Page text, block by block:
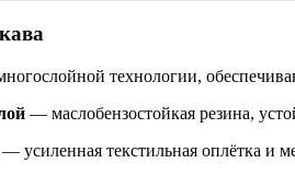
технологии,
— маслобензостойкая резина,
— усиленная текстильная оплётка и